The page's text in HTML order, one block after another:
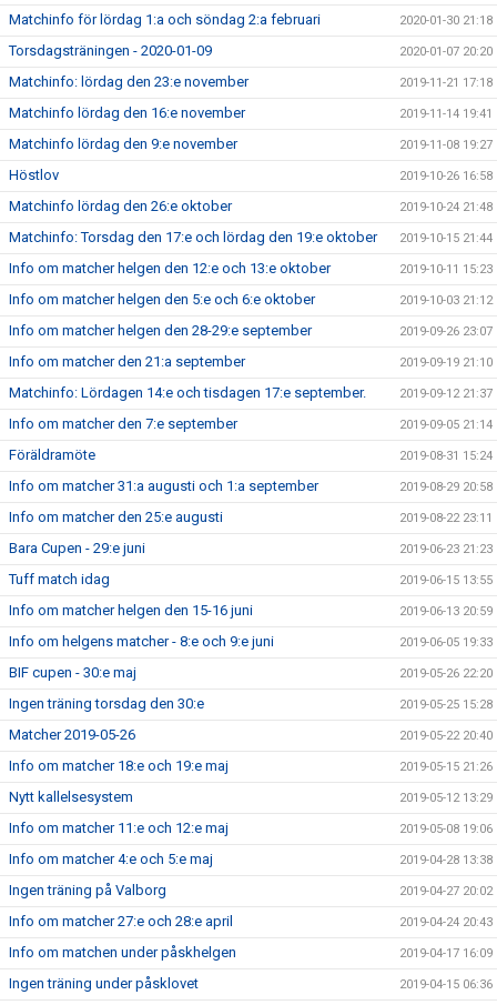
Matchinfo för lördag 1:a och söndag 2:a februari 2020-01-30 21:18
Torsdagsträningen - 2020-01-09 2020-01-07 20:20
Matchinfo: lördag den 23:e november 2019-11-21 17:18
Matchinfo lördag den 16:e november 2019-11-14 19:41
Matchinfo lördag den 9:e november 2019-11-08 19:27
Höstlov 2019-10-26 16:58
Matchinfo lördag den 26:e oktober 2019-10-24 21:48
Matchinfo: Torsdag den 17:e och lördag den 19:e oktober 2019-10-15 21:44
Info om matcher helgen den 12:e och 13:e oktober 2019-10-11 15:23
Info om matcher helgen den 5:e och 6:e oktober 2019-10-03 21:12
Info om matcher helgen den 28-29:e september 2019-09-26 23:07
Info om matcher den 21:a september 2019-09-19 21:10
Matchinfo: Lördagen 14:e och tisdagen 17:e september. 2019-09-12 21:37
Info om matcher den 7:e september 2019-09-05 21:14
Föräldramöte 2019-08-31 15:24
Info om matcher 31:a augusti och 1:a september 2019-08-29 20:58
Info om matcher den 25:e augusti 2019-08-22 23:11
Bara Cupen - 29:e juni 2019-06-23 21:23
Tuff match idag 2019-06-15 13:55
Info om matcher helgen den 15-16 juni 2019-06-13 20:59
Info om helgens matcher - 8:e och 9:e juni 2019-06-05 19:33
BIF cupen - 30:e maj 2019-05-26 22:20
Ingen träning torsdag den 30:e 2019-05-25 15:28
Matcher 2019-05-26 2019-05-22 20:40
Info om matcher 18:e och 19:e maj 2019-05-15 21:26
Nytt kallelsesystem 2019-05-12 13:29
Info om matcher 11:e och 12:e maj 2019-05-08 19:06
Info om matcher 4:e och 5:e maj 2019-04-28 13:38
Ingen träning på Valborg 2019-04-27 20:02
Info om matcher 27:e och 28:e april 2019-04-24 20:43
Info om matchen under påskhelgen 2019-04-17 16:09
Ingen träning under påsklovet 2019-04-15 06:36